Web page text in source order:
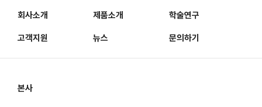
회사소개 제품소개 학술연구
고객지원 뉴스 문의하기
본사